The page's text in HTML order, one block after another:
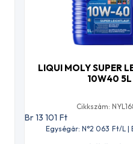
LIQUI MOLY SUPER
10W40 5L
Cikkszám:
Br 13 101 Ft
Egységár: N°2 063 Ft/L |